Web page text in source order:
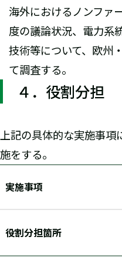
海外におけるノンファ
度の議論状況、電力系
技術等について、欧州
て調査する。
４．役割分担
上記の具体的な実施事
施をする。
実施事項
役割分担箇所